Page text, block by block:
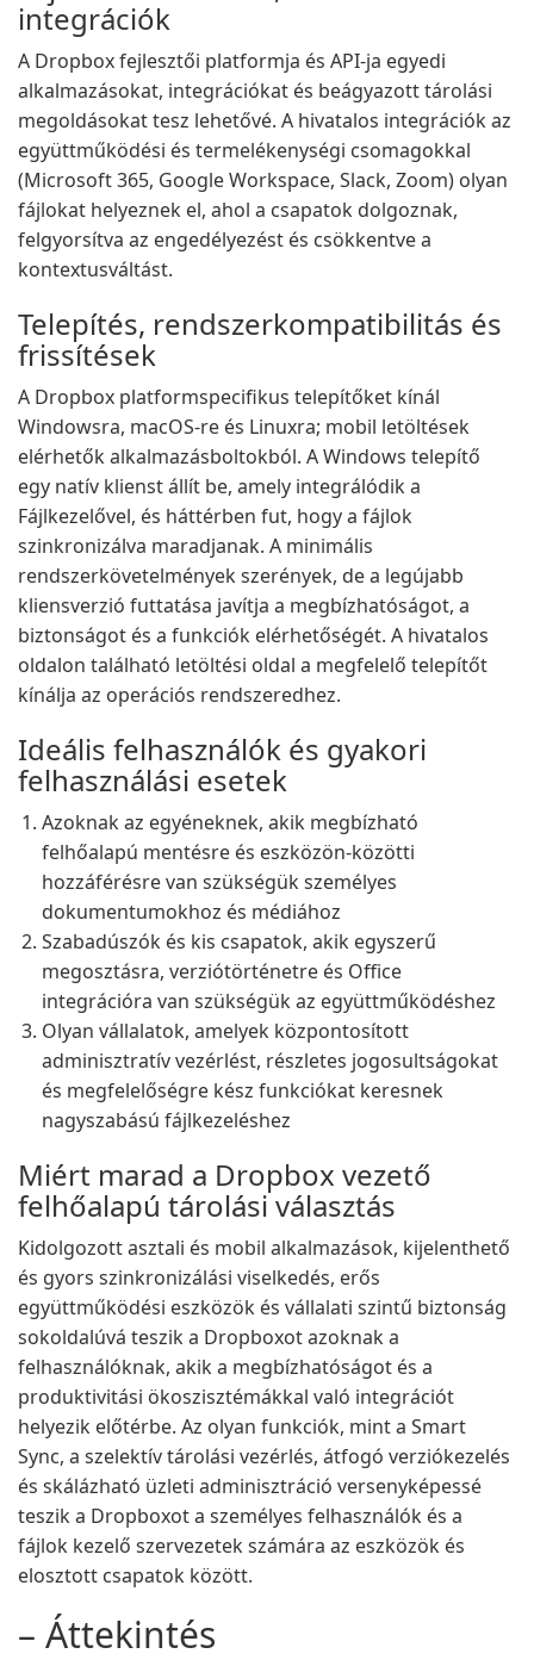
integrációk
A Dropbox fejlesztői platformja és API-ja egyedi
alkalmazásokat, integrációkat és beágyazott tárolási
megoldásokat tesz lehetővé. A hivatalos integrációk az
együttműködési és termelékenységi csomagokkal
(Microsoft 365, Google Workspace, Slack, Zoom) olyan
fájlokat helyeznek el, ahol a csapatok dolgoznak,
felgyorsítva az engedélyezést és csökkentve a
kontextusváltást.
Telepítés, rendszerkompatibilitás és
frissítések
A Dropbox platformspecifikus telepítőket kínál
Windowsra, macOS-re és Linuxra; mobil letöltések
elérhetők alkalmazásboltokból. A Windows telepítő
egy natív klienst állít be, amely integrálódik a
Fájlkezelővel, és háttérben fut, hogy a fájlok
szinkronizálva maradjanak. A minimális
rendszerkövetelmények szerények, de a legújabb
kliensverzió futtatása javítja a megbízhatóságot, a
biztonságot és a funkciók elérhetőségét. A hivatalos
oldalon található letöltési oldal a megfelelő telepítőt
kínálja az operációs rendszeredhez.
Ideális felhasználók és gyakori
felhasználási esetek
Azoknak az egyéneknek, akik megbízható
felhőalapú mentésre és eszközön-közötti
hozzáférésre van szükségük személyes
dokumentumokhoz és médiához
Szabadúszók és kis csapatok, akik egyszerű
megosztásra, verziótörténetre és Office
integrációra van szükségük az együttműködéshez
Olyan vállalatok, amelyek központosított
adminisztratív vezérlést, részletes jogosultságokat
és megfelelőségre kész funkciókat keresnek
nagyszabású fájlkezeléshez
Miért marad a Dropbox vezető
felhőalapú tárolási választás
Kidolgozott asztali és mobil alkalmazások, kijelenthető
és gyors szinkronizálási viselkedés, erős
együttműködési eszközök és vállalati szintű biztonság
sokoldalúvá teszik a Dropboxot azoknak a
felhasználóknak, akik a megbízhatóságot és a
produktivitási ökoszisztémákkal való integrációt
helyezik előtérbe. Az olyan funkciók, mint a Smart
Sync, a szelektív tárolási vezérlés, átfogó verziókezelés
és skálázható üzleti adminisztráció versenyképessé
teszik a Dropboxot a személyes felhasználók és a
fájlok kezelő szervezetek számára az eszközök és
elosztott csapatok között.
– Áttekintés